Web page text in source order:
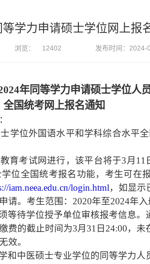
学力申请硕士学位网上报
浏览： 12402 发布时间：2024-
4年同等学力申请硕士学位人
全国统考网上报名通知
学位外国语水平和学科综合水平
育考试网进行，该平台将于3月11
位全国统考报名功能，考生可在
iam.neea.edu.cn/login.html，如显示
请。考生范围：2020年至2024年入
等待学位授予单位审核报考信息。
费的截止时间为3月31日 24:00，未
效。
和中医硕士专业学位的同等学力人